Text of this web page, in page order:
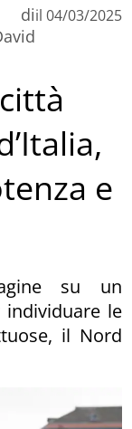
diil 04/03/2025
e
su un
individuare le
il Nord